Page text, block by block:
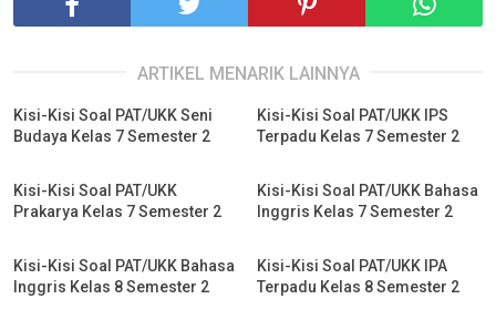
ARTIKEL MENARIK LAINNYA
Kisi-Kisi Soal PAT/UKK Seni
Budaya Kelas 7 Semester 2
Kisi-Kisi Soal PAT/UKK IPS
Terpadu Kelas 7 Semester 2
Kisi-Kisi Soal PAT/UKK
Prakarya Kelas 7 Semester 2
Kisi-Kisi Soal PAT/UKK Bahasa
Inggris Kelas 7 Semester 2
Kisi-Kisi Soal PAT/UKK Bahasa
Inggris Kelas 8 Semester 2
Kisi-Kisi Soal PAT/UKK IPA
Terpadu Kelas 8 Semester 2